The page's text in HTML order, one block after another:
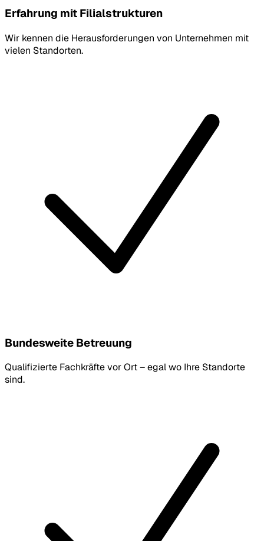
Erfahrung mit Filialstrukturen
Wir kennen die Herausforderungen von Unternehmen mit
vielen Standorten.
Bundesweite Betreuung
Qualifizierte Fachkräfte vor Ort – egal wo Ihre Standorte
sind.